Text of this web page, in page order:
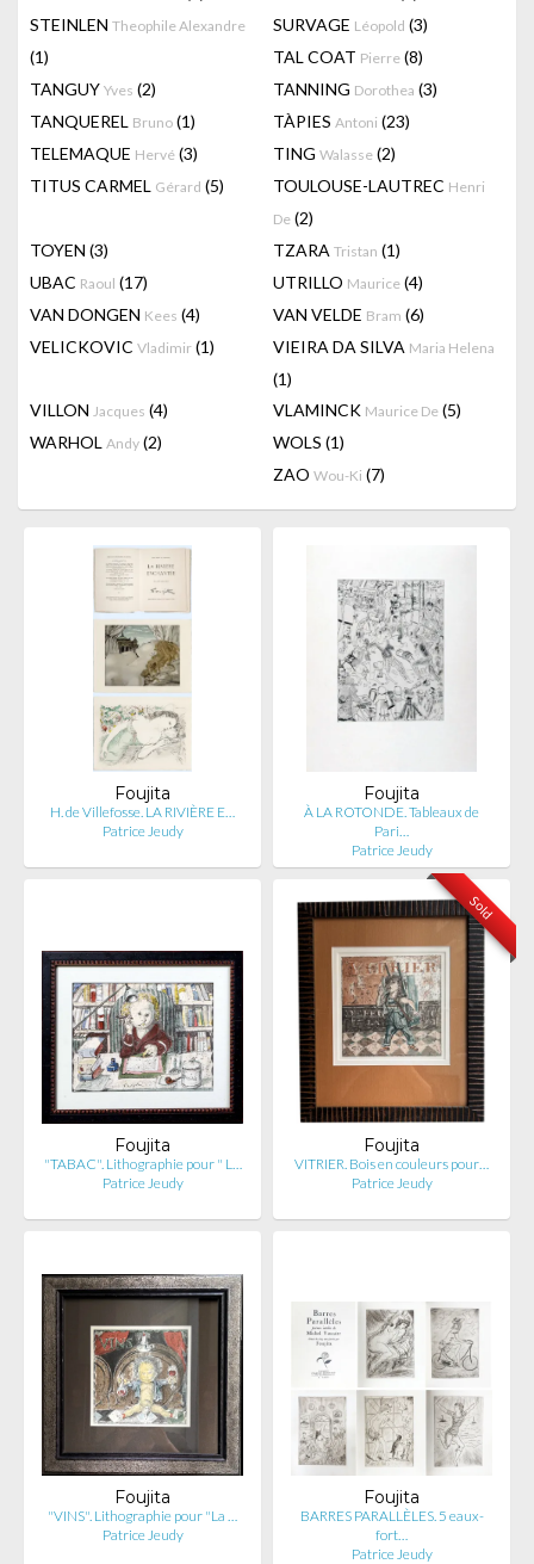
STEINLEN Theophile Alexandre
(1)
SURVAGE Léopold (3)
TAL COAT Pierre (8)
TANGUY Yves (2) TANNING Dorothea (3)
TANQUEREL Bruno (1) TÀPIES Antoni (23)
TELEMAQUE Hervé (3) TING Walasse (2)
TITUS CARMEL Gérard (5) TOULOUSE-LAUTREC Henri
De (2)
TOYEN (3) TZARA Tristan (1)
UBAC Raoul (17) UTRILLO Maurice (4)
VAN DONGEN Kees (4) VAN VELDE Bram (6)
VELICKOVIC Vladimir (1) VIEIRA DA SILVA Maria Helena
(1)
VILLON Jacques (4) VLAMINCK Maurice De (5)
WARHOL Andy (2) WOLS (1)
ZAO Wou-Ki (7)
Foujita
H. de Villefosse. LA RIVIÈRE E…
Patrice Jeudy
Foujita
À LA ROTONDE. Tableaux de
Pari…
Patrice Jeudy
Foujita
"TABAC". Lithographie pour " L…
Patrice Jeudy
Sold
Foujita
VITRIER. Bois en couleurs pour…
Patrice Jeudy
Foujita
"VINS". Lithographie pour "La …
Patrice Jeudy
Foujita
BARRES PARALLÈLES. 5 eaux-
fort…
Patrice Jeudy